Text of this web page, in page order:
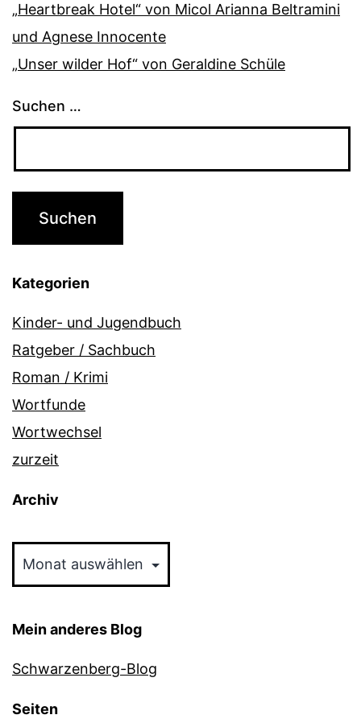
„Heartbreak Hotel“ von Micol Arianna Beltramini
und Agnese Innocente
„Unser wilder Hof“ von Geraldine Schüle
Suchen …
Kategorien
Kinder- und Jugendbuch
Ratgeber / Sachbuch
Roman / Krimi
Wortfunde
Wortwechsel
zurzeit
Archiv
Mein anderes Blog
Schwarzenberg-Blog
Seiten